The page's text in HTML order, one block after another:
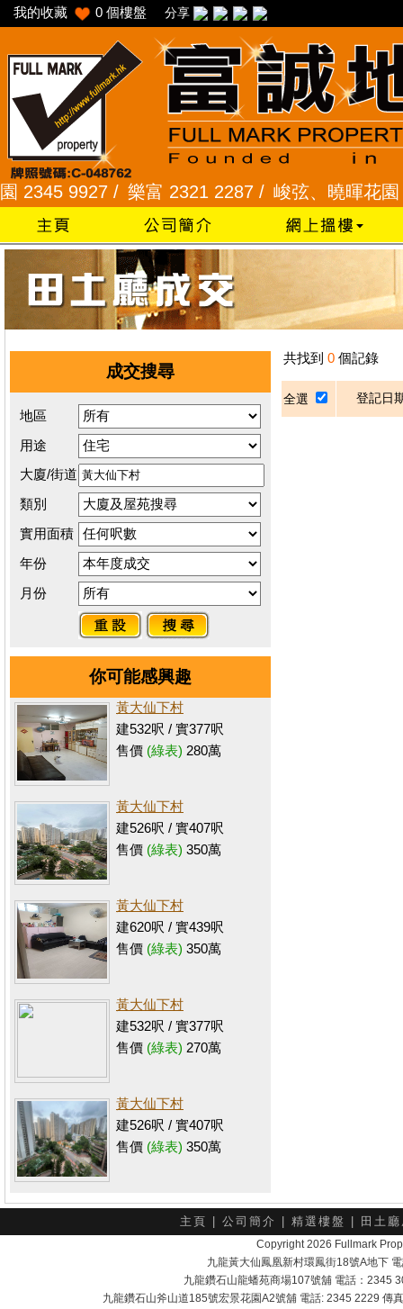
我的收藏 0 個樓盤 分享
9927 /樂富 2321 2287 /峻弦、曉暉花園
成交搜尋
地區
用途
大廈/街道
類別
實用面積
年份
月份
你可能感興趣
黃大仙下村
建532呎 / 實377呎
售價 (綠表) 280萬
黃大仙下村
建526呎 / 實407呎
售價 (綠表) 350萬
黃大仙下村
建620呎 / 實439呎
售價 (綠表) 350萬
黃大仙下村
建532呎 / 實377呎
售價 (綠表) 270萬
黃大仙下村
建526呎 / 實407呎
售價 (綠表) 350萬
共找到 0 個記錄
全選 登記日
主頁 公司簡介 精選樓盤 田土
Copyright 2026 Fullmark
九龍黃大仙鳳凰新村環鳳街18號A地下
九龍鑽石山龍蟠苑商場107號舖 電話：2345
九龍鑽石山斧山道185號宏景花園A2號舖 電話: 2345 2229